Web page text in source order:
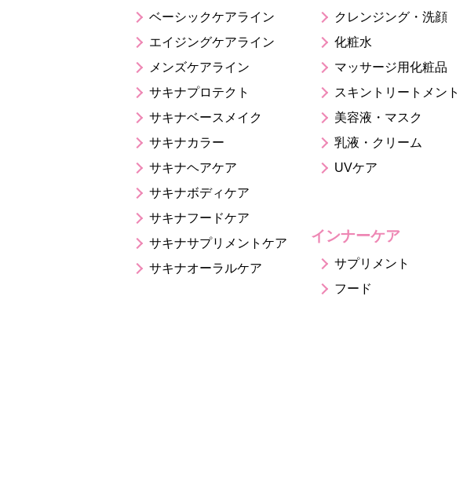
ベーシックケアライン
エイジングケアライン
メンズケアライン
サキナプロテクト
サキナベースメイク
サキナカラー
サキナヘアケア
サキナボディケア
サキナフードケア
サキナサプリメントケア
サキナオーラルケア
クレンジング・洗顔
化粧水
マッサージ用化粧品
スキントリートメント
美容液・マスク
乳液・クリーム
UVケア
インナーケア
サプリメント
フード